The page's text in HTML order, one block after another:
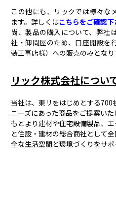
この他にも、リックでは様々な
ます。詳しくはこちらをご確認下
尚、製品の購入について、弊社
社・卸問屋のため、口座開設を
装工事店様）への販売のみとなり
リック株式会社につい
当社は、東リをはじめとする
ニーズにあった商品をご提案い
もとより建材や住宅設備製品、
と住設・建材の総合商社として
全な生活空間と環境づくりをサポ